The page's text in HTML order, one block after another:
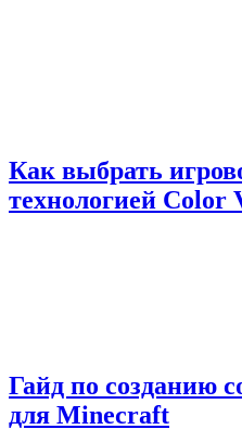
Как выбрать
технологией Color
Гайд по созданию
для Minecraft